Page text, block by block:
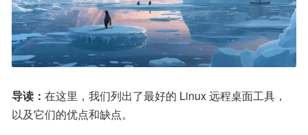
导读： 在这里，我们列出了最好的 Linux 远程桌面工具，
以及它们的优点和缺点。